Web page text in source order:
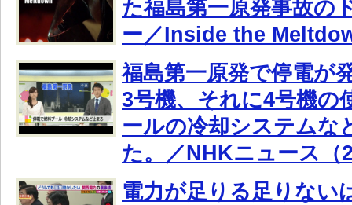
た福島第一原発事故の
ー／Inside the
福島第一原発で停電が
3号機、それに4号機の
ールの冷却システムな
た。／NHKニュース（
電力が足りる足りない